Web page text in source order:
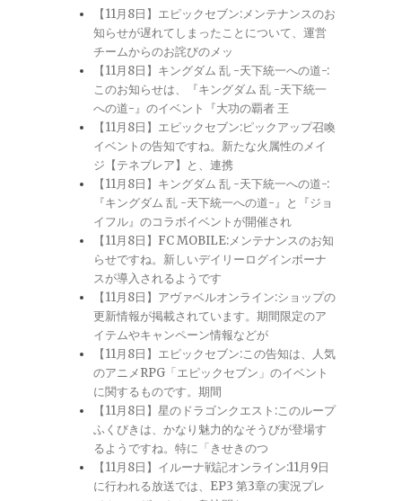
【11月8日】エピックセブン:メンテナンスのお
知らせが遅れてしまったことについて、運営
チームからのお詫びのメッ
【11月8日】キングダム 乱 -天下統一への道-:
このお知らせは、『キングダム 乱 -天下統一
への道-』のイベント『大功の覇者 王
【11月8日】エピックセブン:ピックアップ召喚
イベントの告知ですね。新たな火属性のメイ
ジ【テネブレア】と、連携
【11月8日】キングダム 乱 -天下統一への道-:
『キングダム 乱 -天下統一への道-』と『ジョ
イフル』のコラボイベントが開催され
【11月8日】FC MOBILE:メンテナンスのお知
らせですね。新しいデイリーログインボーナ
スが導入されるようです
【11月8日】アヴァベルオンライン:ショップの
更新情報が掲載されています。期間限定のア
イテムやキャンペーン情報などが
【11月8日】エピックセブン:この告知は、人気
のアニメRPG「エピックセブン」のイベント
に関するものです。期間
【11月8日】星のドラゴンクエスト:このループ
ふくびきは、かなり魅力的なそうびが登場す
るようですね。特に「きせきのつ
【11月8日】イルーナ戦記オンライン:11月9日
に行われる放送では、EP3 第3章の実況プレ